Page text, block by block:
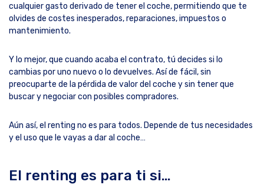
cualquier gasto derivado de tener el coche, permitiendo que te
olvides de costes inesperados, reparaciones, impuestos o
mantenimiento.
Y lo mejor, que cuando acaba el contrato, tú decides si lo
cambias por uno nuevo o lo devuelves. Así de fácil, sin
preocuparte de la pérdida de valor del coche y sin tener que
buscar y negociar con posibles compradores.
Aún así, el renting no es para todos. Depende de tus necesidades
y el uso que le vayas a dar al coche…
El renting es para ti si…